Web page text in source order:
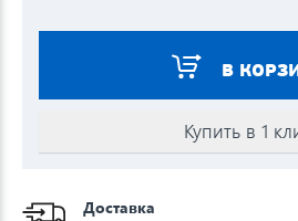
В
Купить в 1
Доставка